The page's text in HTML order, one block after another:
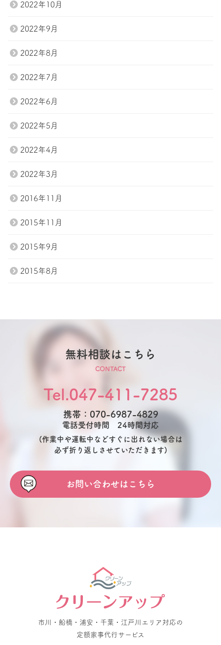
2022年10月
2022年9月
2022年8月
2022年7月
2022年6月
2022年5月
2022年4月
2022年3月
2016年11月
2015年11月
2015年9月
2015年8月
無料相談はこちら
CONTACT
Tel.047-411-7285
携帯：070-6987-4829
電話受付時間 24時間対応
(作業中や運転中などすぐに出れない場合は
必ず折り返しさせていただきます)
お問い合わせはこちら
市川・船橋・浦安・千葉・江戸川エリア対応の
定額家事代行サービス